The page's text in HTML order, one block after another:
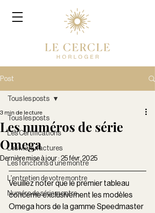
Post
Tous les posts
Les Certifications
Les Manufactures
Les fonctions d'une montre
L'entretien de votre montre
Numéro de série montre
Tous les posts
Les numéros de série
Omega
3 min de lecture
Dernière mise à jour : 25 févr. 2025
Veuillez noter que le premier tableau
concerne exclusivement les modèles
Omega hors de la gamme Speedmaster